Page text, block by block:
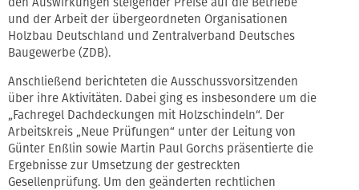
und der Arbeit der übergeordneten Organisationen
Holzbau Deutschland und Zentralverband Deutsches
Baugewerbe (ZDB).
Anschließend berichteten die Ausschussvorsitzenden
über ihre Aktivitäten. Dabei ging es insbesondere um die
„Fachregel Dachdeckungen mit Holzschindeln“. Der
Arbeitskreis „Neue Prüfungen“ unter der Leitung von
Günter Enßlin sowie Martin Paul Gorchs präsentierte die
Ergebnisse zur Umsetzung der gestreckten
Gesellenprüfung. Um den geänderten rechtlichen